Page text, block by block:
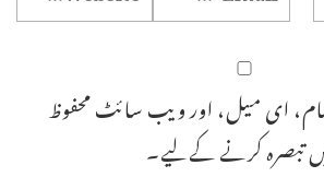
نام، ای میل، اور ویب سائٹ محفوظ
تبصرہ کرنے کےلیے۔